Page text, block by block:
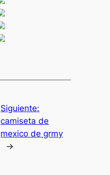
Siguiente:
camiseta de
mexico de grmy
→